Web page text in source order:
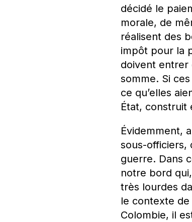
décidé le
morale, de
réalisent des
impôt pour la
doivent entrer
somme. Si
ce qu’elles
État, construit
Évidemment,
sous-officiers,
guerre. Dans
notre bord
très lourdes
le contexte de
Colombie, il